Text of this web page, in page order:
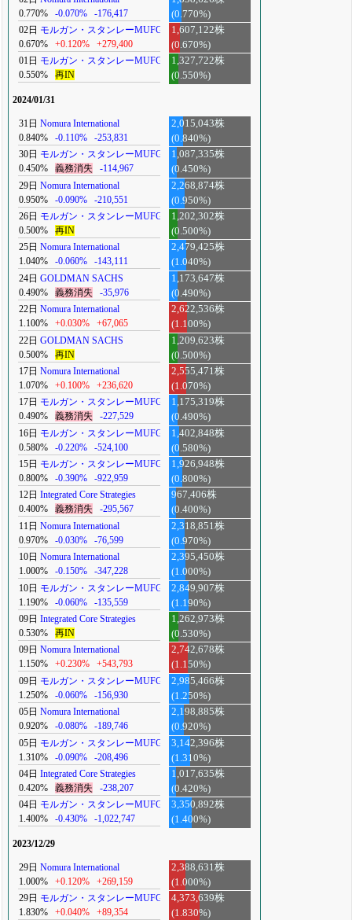
0.770%
-0.070% -176,417
(0.770%)
02日 モルガン・スタンレーMUFG
0.670%
+0.120% +279,400
1,607,122株
(0.670%)
01日 モルガン・スタンレーMUFG
0.550%
再IN
1,327,722株
(0.550%)
2024/01/31
31日 Nomura International
0.840%
-0.110% -253,831
2,015,043株
(0.840%)
30日 モルガン・スタンレーMUFG
0.450%
義務消失 -114,967
1,087,335株
(0.450%)
29日 Nomura International
0.950%
-0.090% -210,551
2,268,874株
(0.950%)
26日 モルガン・スタンレーMUFG
0.500%
再IN
1,202,302株
(0.500%)
25日 Nomura International
1.040%
-0.060% -143,111
2,479,425株
(1.040%)
24日 GOLDMAN SACHS
0.490%
義務消失 -35,976
1,173,647株
(0.490%)
22日 Nomura International
1.100%
+0.030% +67,065
2,622,536株
(1.100%)
22日 GOLDMAN SACHS
0.500%
再IN
1,209,623株
(0.500%)
17日 Nomura International
1.070%
+0.100% +236,620
2,555,471株
(1.070%)
17日 モルガン・スタンレーMUFG
0.490%
義務消失 -227,529
1,175,319株
(0.490%)
16日 モルガン・スタンレーMUFG
0.580%
-0.220% -524,100
1,402,848株
(0.580%)
15日 モルガン・スタンレーMUFG
0.800%
-0.390% -922,959
1,926,948株
(0.800%)
12日 Integrated Core Strategies
0.400%
義務消失 -295,567
967,406株
(0.400%)
11日 Nomura International
0.970%
-0.030% -76,599
2,318,851株
(0.970%)
10日 Nomura International
1.000%
-0.150% -347,228
2,395,450株
(1.000%)
10日 モルガン・スタンレーMUFG
1.190%
-0.060% -135,559
2,849,907株
(1.190%)
09日 Integrated Core Strategies
0.530%
再IN
1,262,973株
(0.530%)
09日 Nomura International
1.150%
+0.230% +543,793
2,742,678株
(1.150%)
09日 モルガン・スタンレーMUFG
1.250%
-0.060% -156,930
2,985,466株
(1.250%)
05日 Nomura International
0.920%
-0.080% -189,746
2,198,885株
(0.920%)
05日 モルガン・スタンレーMUFG
1.310%
-0.090% -208,496
3,142,396株
(1.310%)
04日 Integrated Core Strategies
0.420%
義務消失 -238,207
1,017,635株
(0.420%)
04日 モルガン・スタンレーMUFG
1.400%
-0.430% -1,022,747
3,350,892株
(1.400%)
2023/12/29
29日 Nomura International
1.000%
+0.120% +269,159
2,388,631株
(1.000%)
29日 モルガン・スタンレーMUFG
1.830%
+0.040% +89,354
4,373,639株
(1.830%)